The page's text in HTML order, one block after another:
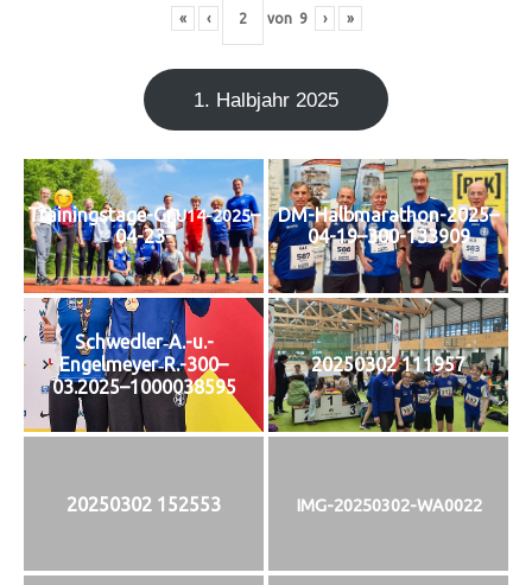
« ‹ von 9 › »
1. Halb­jahr 2025
Trainingstage-Gr.U14-2025–
04-23-
DM-Halbmarathon-2025–
04-19–300-133909
Schwedler‑A.-u.-
Engelmeyer‑R.-300–
03.2025–1000038595
20250302 111957
20250302 152553 IMG-20250302-WA0022